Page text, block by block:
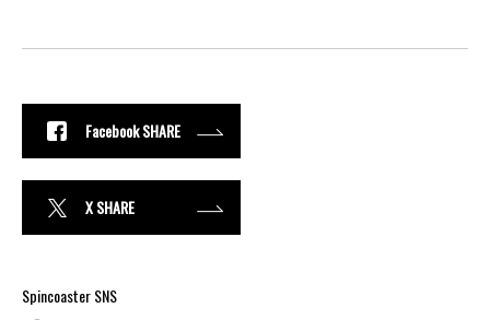
Facebook SHARE
X SHARE
Spincoaster SNS